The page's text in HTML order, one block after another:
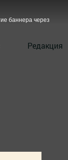
Редакция
баннера через